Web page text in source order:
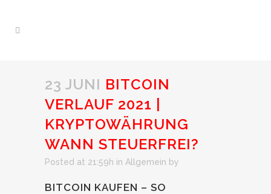
23 JUNI BITCOIN
VERLAUF 2021 |
KRYPTOWÄHRUNG
WANN STEUERFREI?
Posted at 21:59h in Allgemein by
BITCOIN KAUFEN – SO